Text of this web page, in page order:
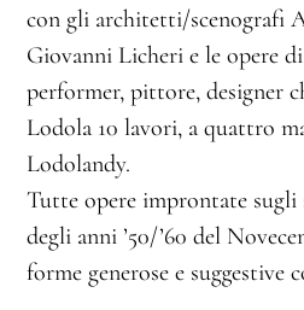
con gli architetti/scenografi
Giovanni Licheri e le opere
performer, pittore, designer
Lodola 10 lavori, a quattro
Lodolandy.
Tutte opere improntate
degli anni ’50/’60 del
forme generose e suggestive